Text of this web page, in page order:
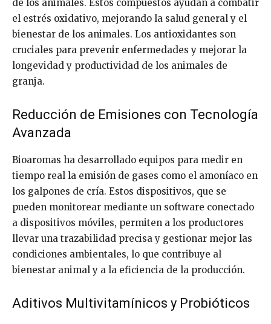
de los animales. Estos compuestos ayudan a combatir
el estrés oxidativo, mejorando la salud general y el
bienestar de los animales. Los antioxidantes son
cruciales para prevenir enfermedades y mejorar la
longevidad y productividad de los animales de
granja.
Reducción de Emisiones con Tecnología
Avanzada
Bioaromas ha desarrollado equipos para medir en
tiempo real la emisión de gases como el amoníaco en
los galpones de cría. Estos dispositivos, que se
pueden monitorear mediante un software conectado
a dispositivos móviles, permiten a los productores
llevar una trazabilidad precisa y gestionar mejor las
condiciones ambientales, lo que contribuye al
bienestar animal y a la eficiencia de la producción.
Aditivos Multivitamínicos y Probióticos